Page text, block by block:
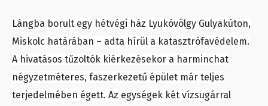
Lángba borult egy hétvégi ház Lyukóvölgy Gulyakúton,
Miskolc határában – adta hírül a katasztrófavédelem.
A hivatásos tűzoltók kiérkezésekor a harminchat
négyzetméteres, faszerkezetű épület már teljes
terjedelmében égett. Az egységek két vízsugárral